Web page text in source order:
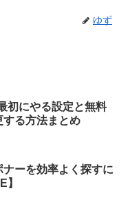
ゆず
初にやる設定と無料
る方法まとめ
ーを効率よく探すに
】